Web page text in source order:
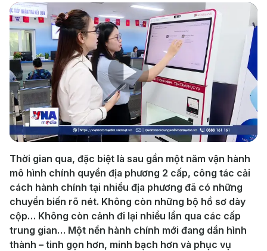
Play
Video
Thời gian qua, đặc biệt là sau gần một năm vận hành
mô hình chính quyền địa phương 2 cấp, công tác cải
cách hành chính tại nhiều địa phương đã có những
chuyển biến rõ nét. Không còn những bộ hồ sơ dày
cộp… Không còn cảnh đi lại nhiều lần qua các cấp
trung gian… Một nền hành chính mới đang dần hình
thành – tinh gọn hơn, minh bạch hơn và phục vụ